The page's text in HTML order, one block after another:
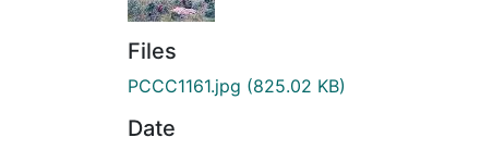
Files
PCCC1161.jpg (825.02 KB)
Date